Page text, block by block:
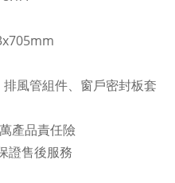
風管組件、窗戶密封板套
產品責任險
證售後服務